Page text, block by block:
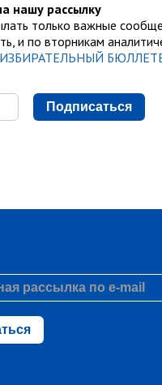
нашу рассылку
только важные
и по вторникам
Подписаться